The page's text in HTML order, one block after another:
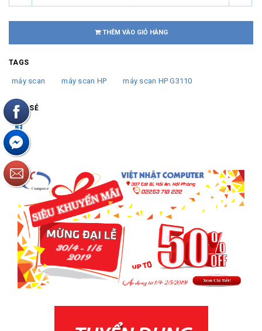
THÊM VÀO GIỎ HÀNG
TAGS
máy scan máy scan HP máy scan HP G3110
CHIA SẺ